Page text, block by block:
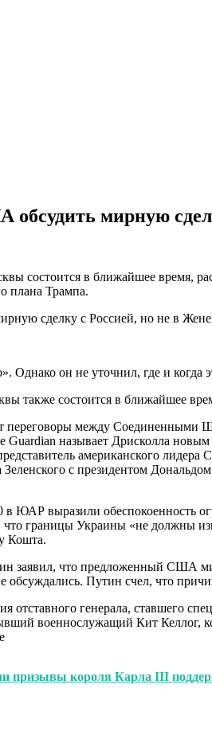
мирную
состоится в ближайшее время,
плана Трампа.
Однако он не уточнил, где и когда
также состоится в ближайшее
переговоры между
называет Дрисколла новым
американского
с президентом
ЮАР выразили обеспокоенность
границы Украины «не должны
Кошта.
заявил, что предложенный США
Путин счел, что
отставного генерала, ставшего
военнослужащий Кит Келлог,
призывы короля Карла III